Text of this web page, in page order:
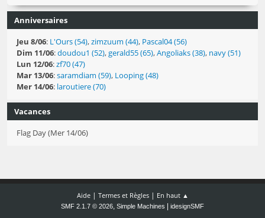
Anniversaires
Jeu 8/06: L'Ours (54),zimzuum (44), Pascal04 (56)
Dim 11/06:doudou1 (52),gerald55 (65),Angoliaks (38), navy (51)
Lun 12/06:zf70 (47)
Mar 13/06:saramdiam (59), Looping (48)
Mer 14/06: laroutiere (70)
Vacances
Flag Day (Mer 14/06)
Aide| Termes et Règles| En haut ▲
SMF 2.1.7 © 2026, Simple Machines idesignSMF